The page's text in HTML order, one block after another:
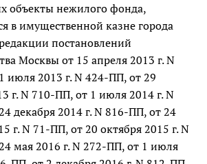
объекты нежилого фонда,
в имущественной казне города
постановлений
Москвы от 15 апреля 2013 г. N
июля 2013 г. N 424-ПП, от 29
г. N 710-ПП, от 1 июля 2014 г. N
декабря 2014 г. N 816-ПП, от 24
г. N 71-ПП, от 20 октября 2015 г. N
мая 2016 г. N 272-ПП, от 1 июля